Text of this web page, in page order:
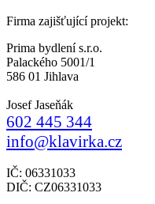
Firma zajišťující projekt:
Prima bydlení s.r.o.
Palackého 5001/1
586 01 Jihlava
Josef Jaseňák
602 445 344
info@klavirka.cz
IČ: 06331033
DIČ: CZ06331033